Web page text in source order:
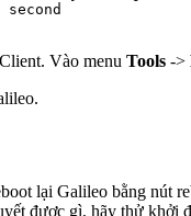
second
Vào menu Tools ->
lại Galileo bằng nút
được gì, hãy thử